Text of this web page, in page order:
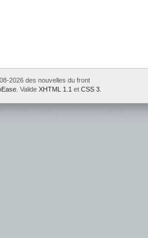
2026 des nouvelles du front
. Valide XHTML 1.1 et CSS 3